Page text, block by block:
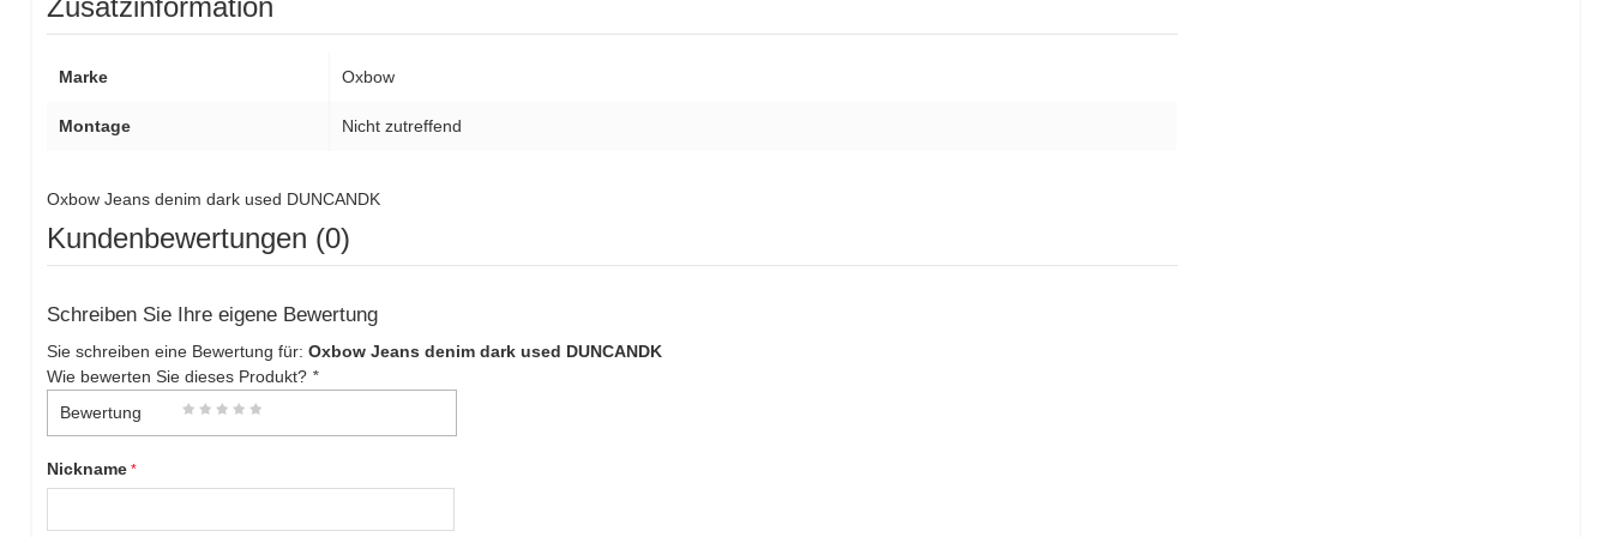
Marke Oxbow
Montage Nicht zutreffend
Oxbow Jeans denim dark used DUNCANDK
Kundenbewertungen (0)
Schreiben Sie Ihre eigene Bewertung
Sie schreiben eine Bewertung für: Oxbow Jeans denim dark used DUNCANDK
Wie bewerten Sie dieses Produkt? *
Bewertung
Nickname